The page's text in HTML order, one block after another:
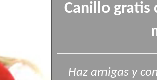
Canillo gratis
Haz amigas y